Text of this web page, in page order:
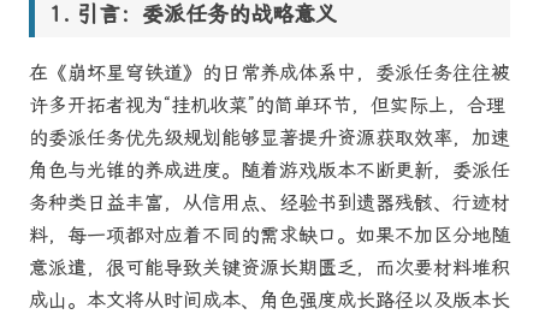
引言：委派任务的战略意义
在《崩坏星穹铁道》的日常养成体系中，委派任务往往被
许多开拓者视为“挂机收菜”的简单环节，但实际上，合理
的委派任务优先级规划能够显著提升资源获取效率，加速
角色与光锥的养成进度。随着游戏版本不断更新，委派任
务种类日益丰富，从信用点、经验书到遗器残骸、行迹材
料，每一项都对应着不同的需求缺口。如果不加区分地随
意派遣，很可能导致关键资源长期匮乏，而次要材料堆积
成山。本文将从时间成本、角色强度成长路径以及版本长